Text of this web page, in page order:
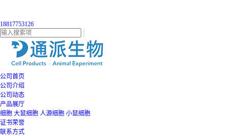
18817753126
公司首页
公司介绍
公司动态
产品展厅
细胞 大鼠细胞 人源细胞 小鼠细胞
证书荣誉
联系方式